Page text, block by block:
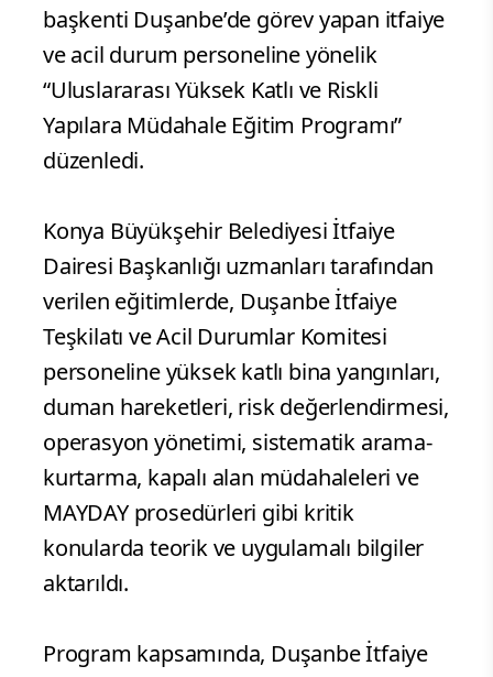
başkenti Duşanbe’de görev yapan itfaiye
ve acil durum personeline yönelik
“Uluslararası Yüksek Katlı ve Riskli
Yapılara Müdahale Eğitim Programı”
düzenledi.
Konya Büyükşehir Belediyesi İtfaiye
Dairesi Başkanlığı uzmanları tarafından
verilen eğitimlerde, Duşanbe İtfaiye
Teşkilatı ve Acil Durumlar Komitesi
personeline yüksek katlı bina yangınları,
duman hareketleri, risk değerlendirmesi,
operasyon yönetimi, sistematik arama-
kurtarma, kapalı alan müdahaleleri ve
MAYDAY prosedürleri gibi kritik
konularda teorik ve uygulamalı bilgiler
aktarıldı.
Program kapsamında, Duşanbe İtfaiye